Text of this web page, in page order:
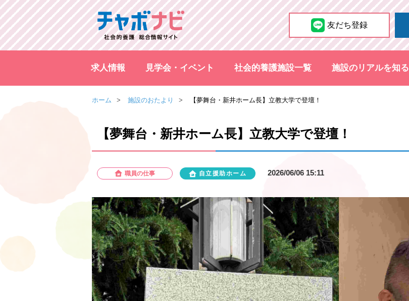
友だち登録
求人情報 見学会・イベント 社会的養護施設一覧 施設のリアルを知る
ホーム 施設のおたより 【夢舞台・新井ホーム長】立教大学で登壇！
【夢舞台・新井ホーム長】立教大学で登壇！
職員の仕事 自立援助ホーム 2026/06/06 15:11